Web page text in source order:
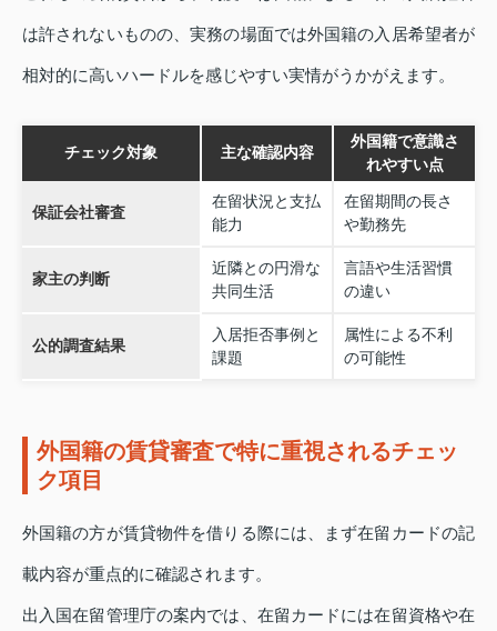
は許されないものの、実務の場面では外国籍の入居希望者が
相対的に高いハードルを感じやすい実情がうかがえます。
チェック対象 主な確認内容
外国籍で意識さ
れやすい点
保証会社審査
在留状況と支払
能力
在留期間の長さ
や勤務先
家主の判断
近隣との円滑な
共同生活
言語や生活習慣
の違い
公的調査結果
入居拒否事例と
課題
属性による不利
の可能性
外国籍の賃貸審査で特に重視されるチェッ
ク項目
外国籍の方が賃貸物件を借りる際には、まず在留カードの記
載内容が重点的に確認されます。
出入国在留管理庁の案内では、在留カードには在留資格や在